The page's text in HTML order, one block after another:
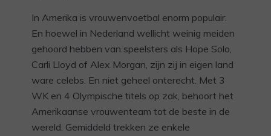
In Amerika is vrouwenvoetbal enorm populair.
En hoewel in Nederland wellicht weinig meiden
gehoord hebben van speelsters als Hope Solo,
Carli Lloyd of Alex Morgan, zijn zij in eigen land
ware celebs. En niet geheel onterecht. Met 3
WK en 4 Olympische titels op zak, behoort het
Amerikaanse vrouwenteam tot de beste in de
wereld. Gemiddeld trekken ze enkele